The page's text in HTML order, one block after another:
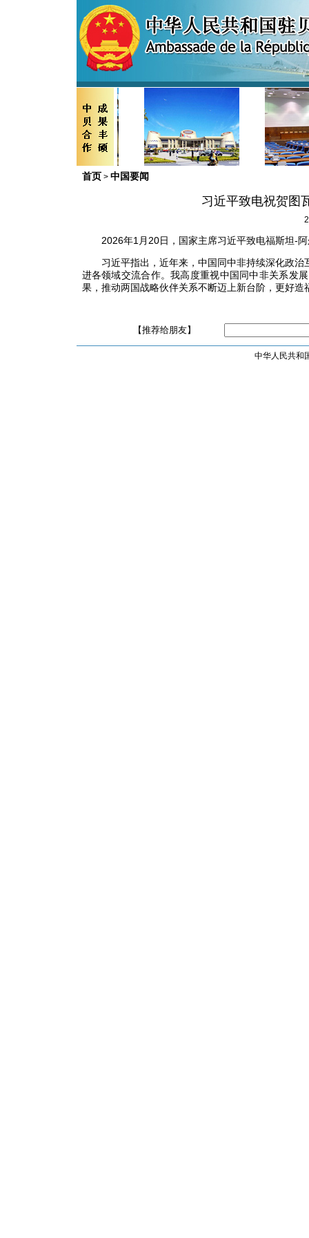
首页 > 中国要闻
习近平致电祝贺图
2026年1月20日，国家主席习近平致电福斯坦-
习近平指出，近年来，中国同中非持续深化政
进各领域交流合作。我高度重视中国同中非关系发
果，推动两国战略伙伴关系不断迈上新台阶，更好造
【推荐给朋友】
中华人民共和